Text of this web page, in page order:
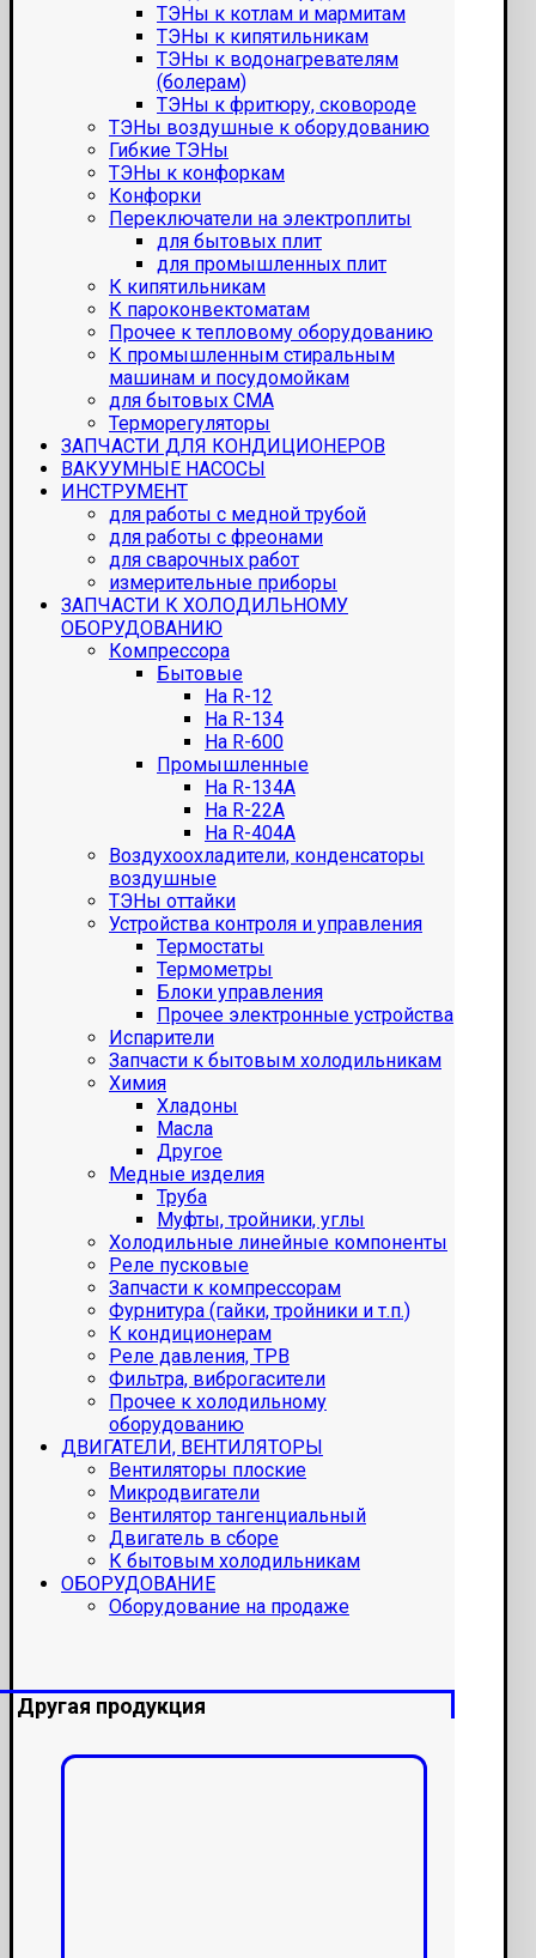
ТЭНы к котлам и мармитам
ТЭНы к кипятильникам
ТЭНы к водонагревателям
(болерам)
ТЭНы к фритюру, сковороде
ТЭНы воздушные к оборудованию
Гибкие ТЭНы
ТЭНы к конфоркам
Конфорки
Переключатели на электроплиты
для бытовых плит
для промышленных плит
К кипятильникам
К пароконвектоматам
Прочее к тепловому оборудованию
К промышленным стиральным
машинам и посудомойкам
для бытовых СМА
Терморегуляторы
ЗАПЧАСТИ ДЛЯ КОНДИЦИОНЕРОВ
ВАКУУМНЫЕ НАСОСЫ
ИНСТРУМЕНТ
для работы с медной трубой
для работы с фреонами
для сварочных работ
измерительные приборы
ЗАПЧАСТИ К ХОЛОДИЛЬНОМУ
ОБОРУДОВАНИЮ
Компрессора
Бытовые
На R-12
На R-134
На R-600
Промышленные
На R-134A
На R-22A
На R-404A
Воздухоохладители, конденсаторы
воздушные
ТЭНы оттайки
Устройства контроля и управления
Термостаты
Термометры
Блоки управления
Прочее электронные устройства
Испарители
Запчасти к бытовым холодильникам
Химия
Хладоны
Масла
Другое
Медные изделия
Труба
Муфты, тройники, углы
Холодильные линейные компоненты
Реле пусковые
Запчасти к компрессорам
Фурнитура (гайки, тройники и т.п.)
К кондиционерам
Реле давления, ТРВ
Фильтра, виброгасители
Прочее к холодильному
оборудованию
ДВИГАТЕЛИ, ВЕНТИЛЯТОРЫ
Вентиляторы плоские
Микродвигатели
Вентилятор тангенциальный
Двигатель в сборе
К бытовым холодильникам
ОБОРУДОВАНИЕ
Оборудование на продаже
Другая продукция